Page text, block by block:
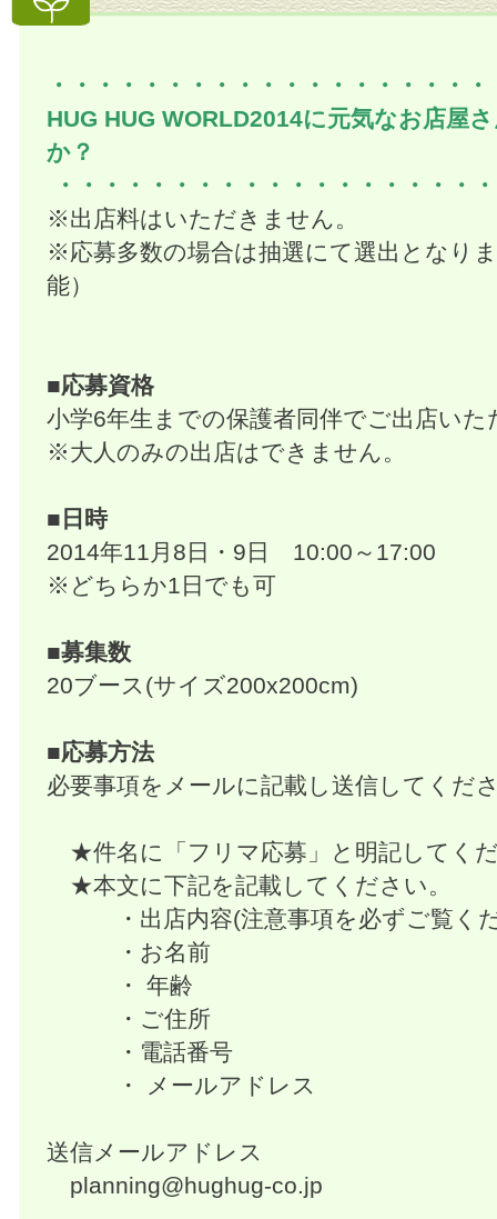
・・・・・・・・・・・・・・・・・・
HUG HUG WORLD2014に元気なお店屋
か？
・・・・・・・・・・・・・・・・・・
※出店料はいただきません。
※応募多数の場合は抽選にて選出となり
能）
■応募資格
小学6年生までの保護者同伴でご出店いた
※大人のみの出店はできません。
■日時
2014年11月8日・9日 10:00～17:00
※どちらか1日でも可
■募集数
20ブース(サイズ200x200cm)
■応募方法
必要事項をメールに記載し送信してくだ
★件名に「フリマ応募」と明記してく
★本文に下記を記載してください。
・出店内容(注意事項を必ずご覧く
・お名前
・ 年齢
・ご住所
・電話番号
・ メールアドレス
送信メールアドレス
planning@hughug-co.jp